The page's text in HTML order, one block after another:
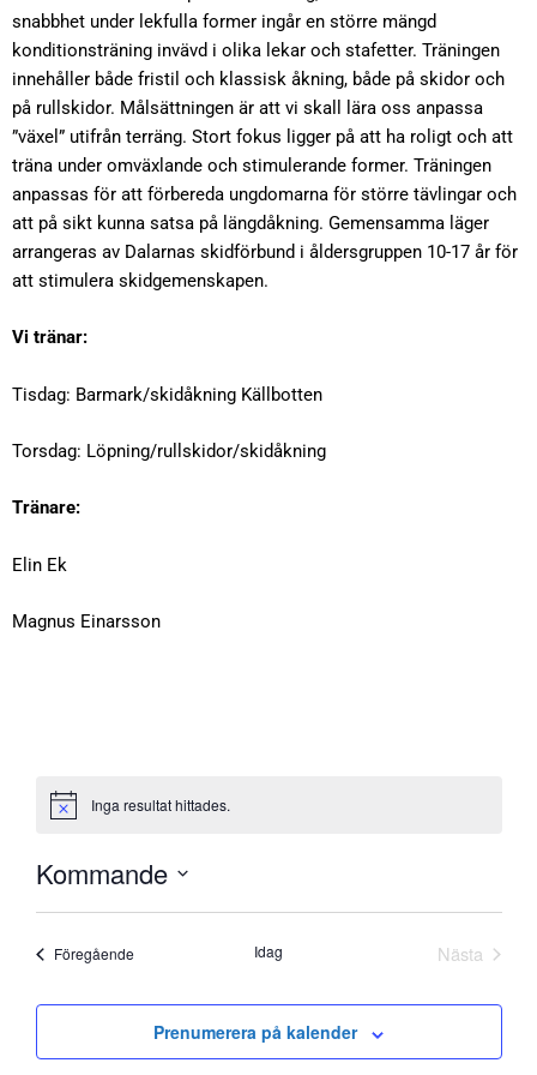
k
Inga resultat hittades.
Kommande
a
FöregåendeEvenemang Idag
Nästa
Prenumerera på kalender
snabbhet under lekfulla former ingår en större mängd
konditionsträning invävd i olika lekar och stafetter. Träningen
innehåller både fristil och klassisk åkning, både på skidor och
på rullskidor. Målsättningen är att vi skall lära oss anpassa
”växel” utifrån terräng. Stort fokus ligger på att ha roligt och att
träna under omväxlande och stimulerande former. Träningen
anpassas för att förbereda ungdomarna för större tävlingar och
att på sikt kunna satsa på längdåkning. Gemensamma läger
arrangeras av Dalarnas skidförbund i åldersgruppen 10-17 år för
att stimulera skidgemenskapen.
Vi tränar:
Tisdag: Barmark/skidåkning Källbotten
Torsdag: Löpning/rullskidor/skidåkning
Tränare:
Elin Ek
Magnus Einarsson